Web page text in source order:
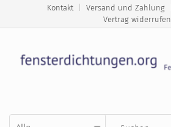
Kontakt Versand und Zahlung
Vertrag widerrufen